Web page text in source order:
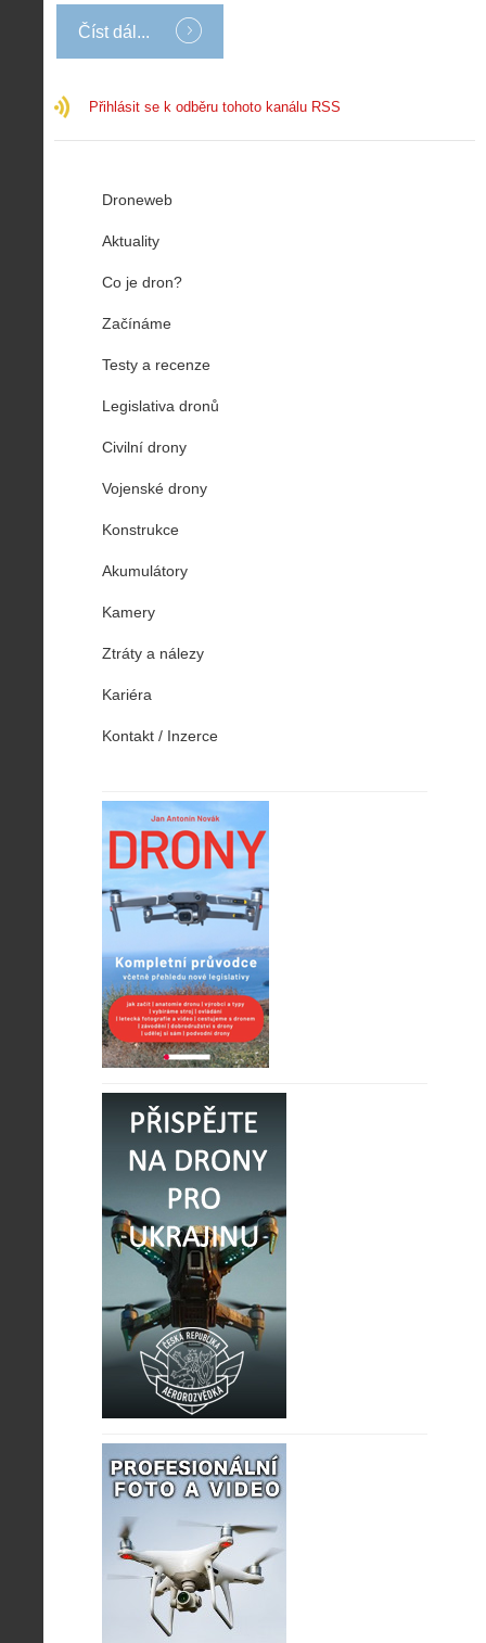
Číst dál...
Přihlásit se k odběru tohoto kanálu RSS
Droneweb
Aktuality
Co je dron?
Začínáme
Testy a recenze
Legislativa dronů
Civilní drony
Vojenské drony
Konstrukce
Akumulátory
Kamery
Ztráty a nálezy
Kariéra
Kontakt / Inzerce